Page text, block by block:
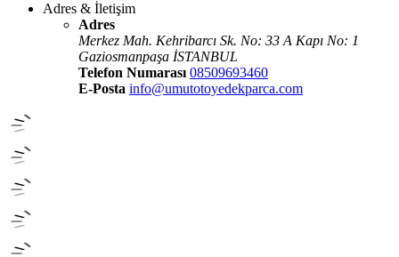
Adres & İletişim
Adres
Merkez Mah. Kehribarcı Sk. No: 33 A Kapı No: 1
Gaziosmanpaşa İSTANBUL
Telefon Numarası 08509693460
E-Posta info@umutotoyedekparca.com